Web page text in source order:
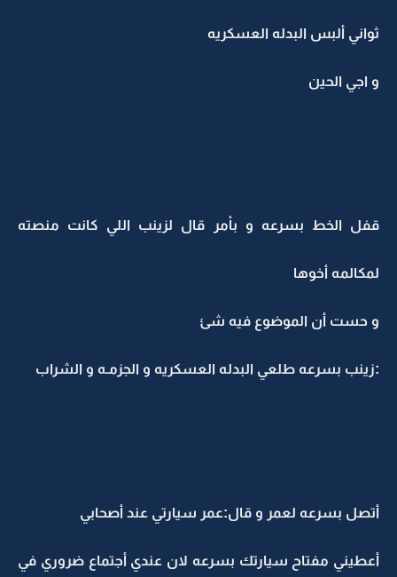
ثواني ألبس البدله العسكريه
و اجي الحين
قفل الخط بسرعه و بأمر قال لزينب اللي كانت منصته
لمكالمه أخوها
و حست أن الموضوع فيه شئ
:زينب بسرعه طلعي البدله العسكريه و الجزمـه و الشراب
أتصل بسرعه لعمر و قال:عمر سيارتي عند أصحابي
أعطيني مفتاح سيارتك بسرعه لان عندي أجتماع ضروري في